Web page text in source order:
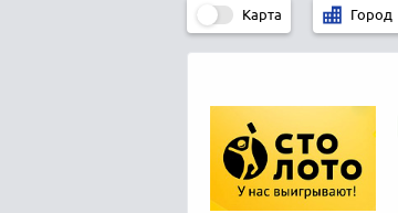
Карта Город